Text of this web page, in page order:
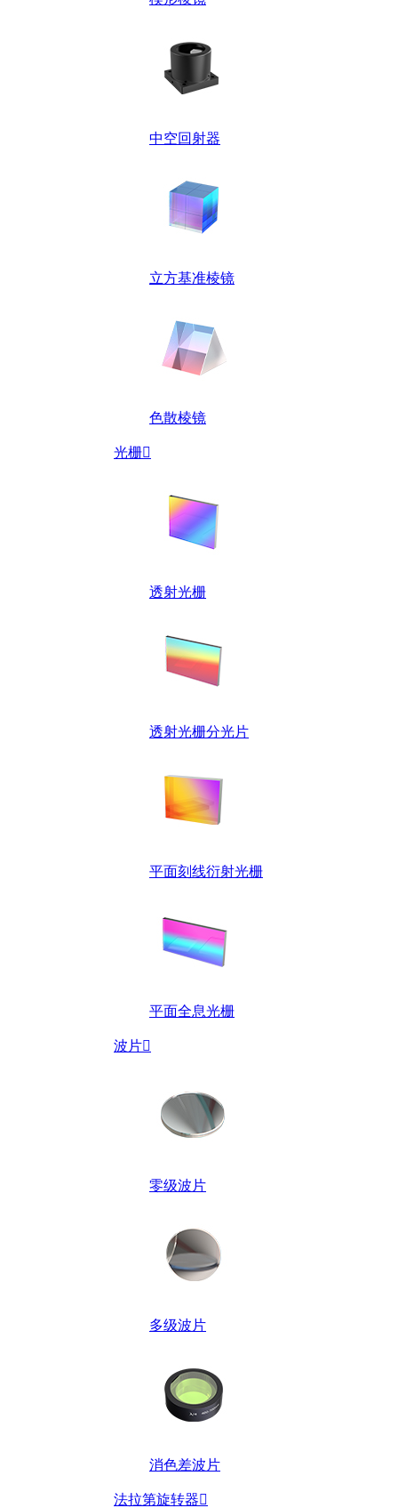
中空回射器
立方基准棱镜
色散棱镜
光栅
透射光栅
透射光栅分光片
平面刻线衍射光栅
平面全息光栅
波片
零级波片
多级波片
消色差波片
法拉第旋转器